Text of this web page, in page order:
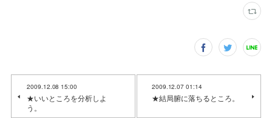
2009.12.08 15:00
★いいところを分析しよ
う。
2009.12.07 01:14
★結局腑に落ちるところ。